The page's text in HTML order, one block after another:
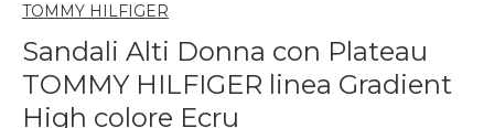
TOMMY HILFIGER
Sandali Alti Donna con Plateau
TOMMY HILFIGER linea Gradient
High colore Ecru